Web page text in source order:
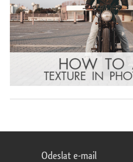
Odeslat e-mail